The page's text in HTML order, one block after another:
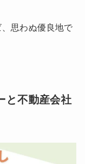
思わぬ優良地で
と不動産会社